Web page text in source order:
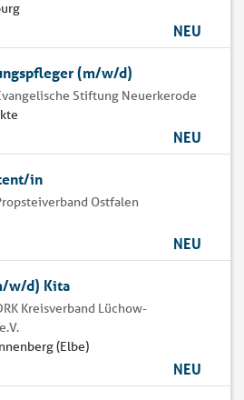
NEU
(m/w/d)
Stiftung Neuerkerode
NEU
in
Ostfalen
NEU
w/d) Kita
Kreisverband Lüchow-
(Elbe)
NEU